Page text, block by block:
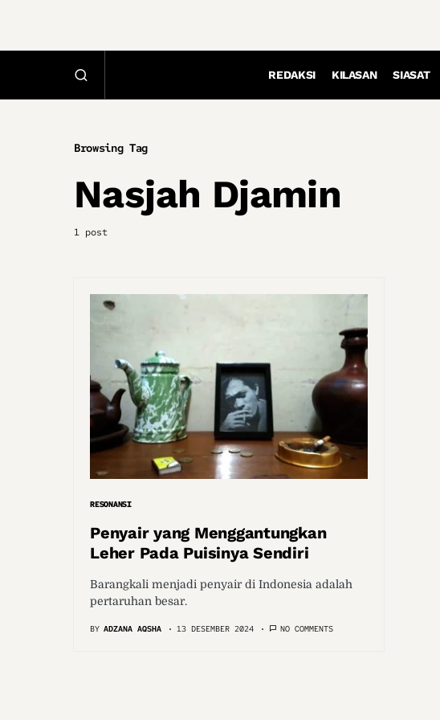
REDAKSI KILASAN SIASAT
Browsing Tag
Nasjah Djamin
1 post
RESONANSI
Penyair yang Menggantungkan
Leher Pada Puisinya Sendiri
Barangkali menjadi penyair di Indonesia adalah
pertaruhan besar.
BY ADZANA AQSHA 13 DESEMBER 2024 NO COMMENTS